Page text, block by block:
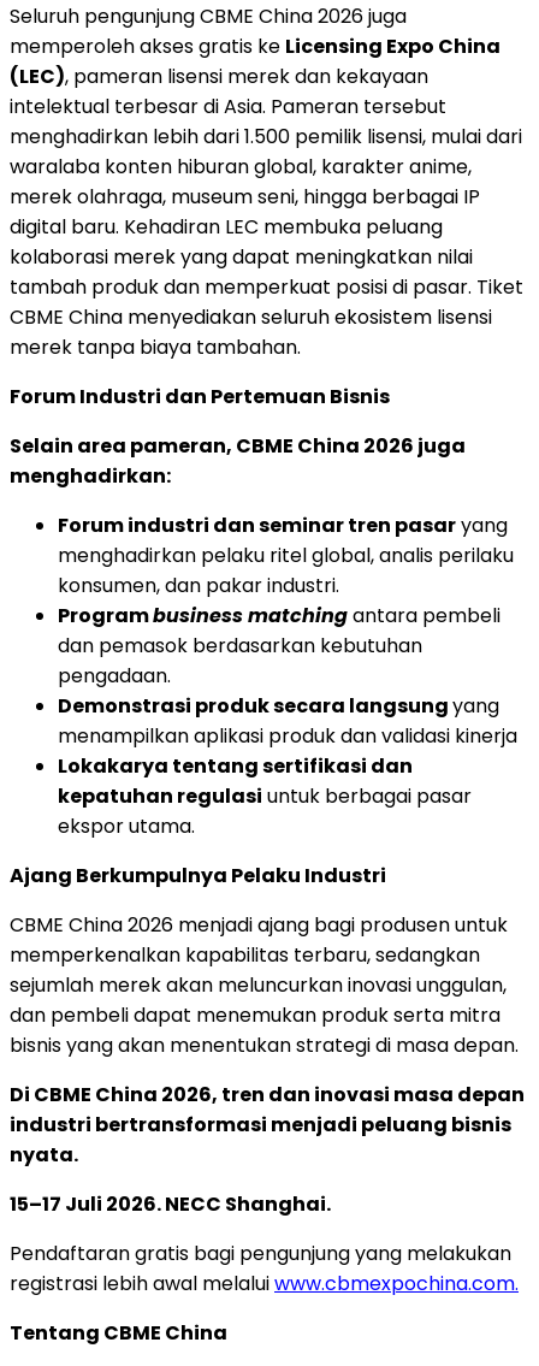
Seluruh pengunjung CBME China 2026 juga
memperoleh akses gratis ke Licensing Expo China
(LEC), pameran lisensi merek dan kekayaan
intelektual terbesar di Asia. Pameran tersebut
menghadirkan lebih dari 1.500 pemilik lisensi, mulai dari
waralaba konten hiburan global, karakter anime,
merek olahraga, museum seni, hingga berbagai IP
digital baru. Kehadiran LEC membuka peluang
kolaborasi merek yang dapat meningkatkan nilai
tambah produk dan memperkuat posisi di pasar. Tiket
CBME China menyediakan seluruh ekosistem lisensi
merek tanpa biaya tambahan.
Forum Industri dan Pertemuan Bisnis
Selain area pameran, CBME China 2026 juga
menghadirkan:
Forum industri dan seminar tren pasaryang
menghadirkan pelaku ritel global, analis perilaku
konsumen, dan pakar industri.
Programbusiness matchingantara pembeli
dan pemasok berdasarkan kebutuhan
pengadaan.
Demonstrasi produk secara langsungyang
menampilkan aplikasi produk dan validasi kinerja
Lokakarya tentang sertifikasi dan
kepatuhan regulasi untuk berbagai pasar
ekspor utama.
Ajang Berkumpulnya Pelaku Industri
CBME China 2026 menjadi ajang bagi produsen untuk
memperkenalkan kapabilitas terbaru, sedangkan
sejumlah merek akan meluncurkan inovasi unggulan,
dan pembeli dapat menemukan produk serta mitra
bisnis yang akan menentukan strategi di masa depan.
Di CBME China 2026, tren dan inovasi masa depan
industri bertransformasi menjadi peluang bisnis
nyata.
15–17 Juli 2026. NECC Shanghai.
Pendaftaran gratis bagi pengunjung yang melakukan
registrasi lebih awal melaluiwww.cbmexpochina.com.
Tentang CBME China